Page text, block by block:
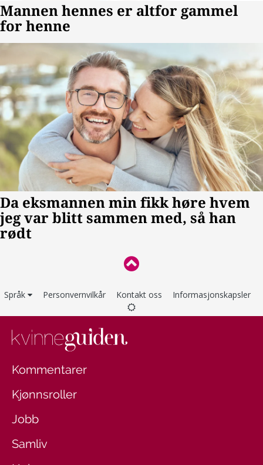
Språk Personvernvilkår Kontakt oss Informasjonskapsler
Kommentarer
Kjønnsroller
Jobb
Samliv